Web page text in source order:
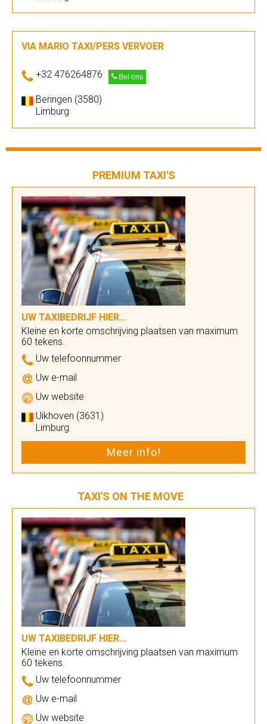
VIA MARIO TAXI/PERS VERVOER
+32 476264876 Bel ons
Beringen (3580)
Limburg
PREMIUM TAXI'S
UW TAXIBEDRIJF HIER...
Kleine en korte omschrijving plaatsen van maximum
60 tekens.
Uw telefoonnummer
Uw e-mail
Uw website
Uikhoven (3631)
Limburg
Meer info!
TAXI'S ON THE MOVE
UW TAXIBEDRIJF HIER...
Kleine en korte omschrijving plaatsen van maximum
60 tekens.
Uw telefoonnummer
Uw e-mail
Uw website